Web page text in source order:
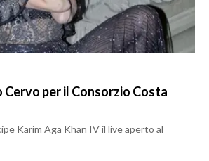
Cervo per il Consorzio Costa
Karim Aga Khan IV il live aperto al